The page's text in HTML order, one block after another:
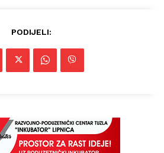
PODIJELI: